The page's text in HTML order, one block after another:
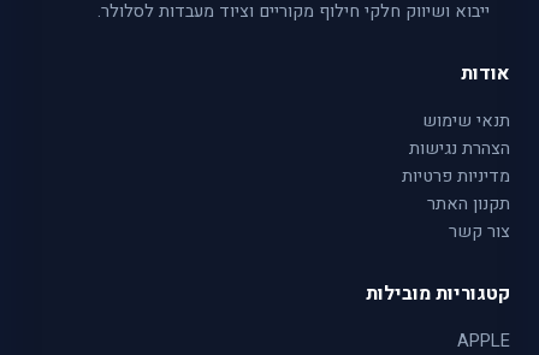
ייבוא ושיווק חלקי חילוף מקוריים וציוד מעבדות לסלולר.
אודות
תנאי שימוש
הצהרת נגישות
מדיניות פרטיות
תקנון האתר
צור קשר
קטגוריות מובילות
APPLE